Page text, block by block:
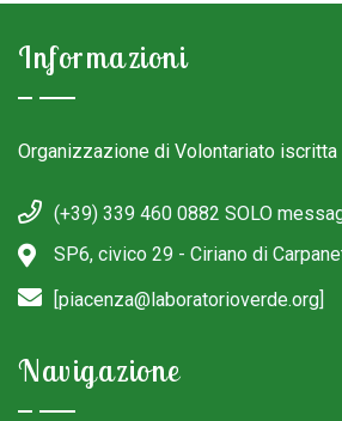
Informazioni
Organizzazione di Volontariato iscritta
(+39) 339 460 0882 SOLO
SP6, civico 29 - Ciriano di
[piacenza@laboratorioverde.org]
Navigazione